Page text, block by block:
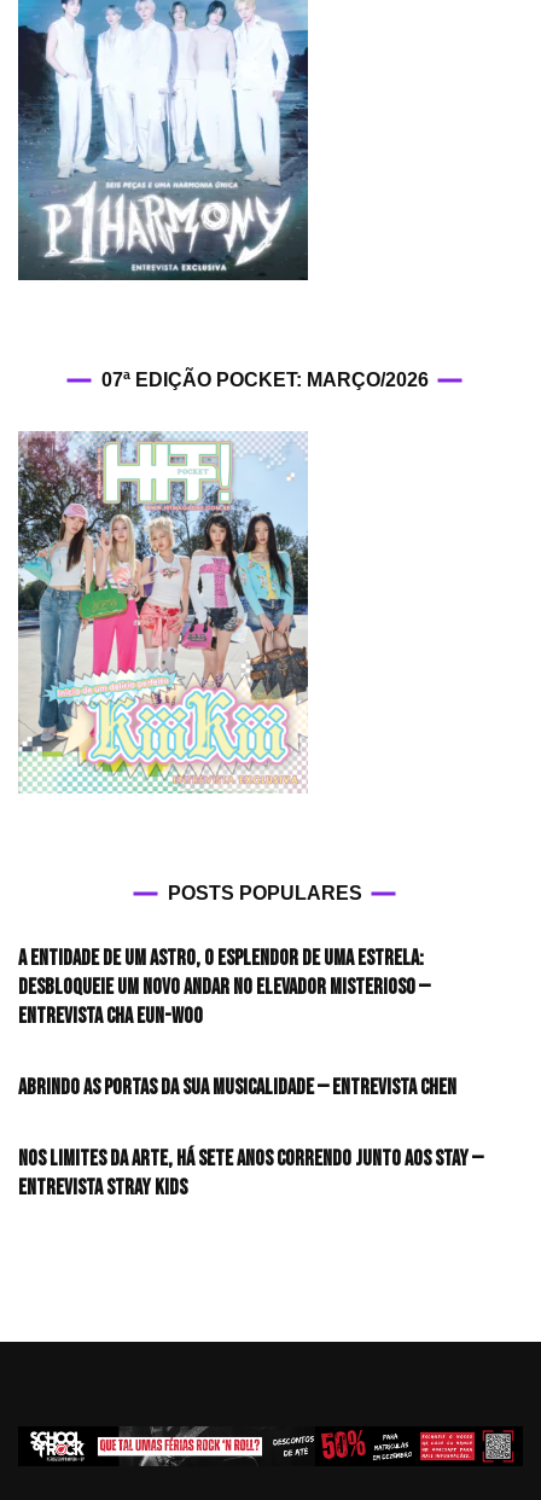
07ª EDIÇÃO POCKET: MARÇO/2026
POSTS POPULARES
A entidade de um astro, o esplendor de uma estrela:
desbloqueie um novo andar no elevador misterioso —
Entrevista CHA EUN-WOO
Abrindo as portas da sua musicalidade — Entrevista CHEN
Nos limites da arte, há sete anos correndo junto aos STAY —
Entrevista Stray Kids